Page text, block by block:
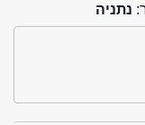
נתניה